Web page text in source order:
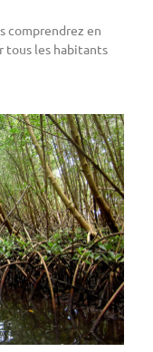
comprendrez en
tous les habitants